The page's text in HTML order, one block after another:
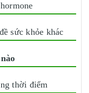
sức khỏe khác
thời điểm